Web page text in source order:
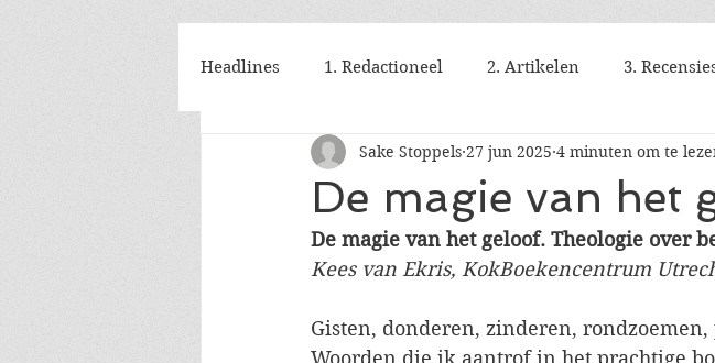
Headlines 1. Redactioneel 2. Artikelen 3.
De magie van het
Sake Stoppels 27 jun 2025 4 minuten om te
De magie van het geloof. Theologie over
Kees van Ekris, KokBoekencentrum
Gisten, donderen, zinderen,
Woorden die ik aantrof in het prachtige